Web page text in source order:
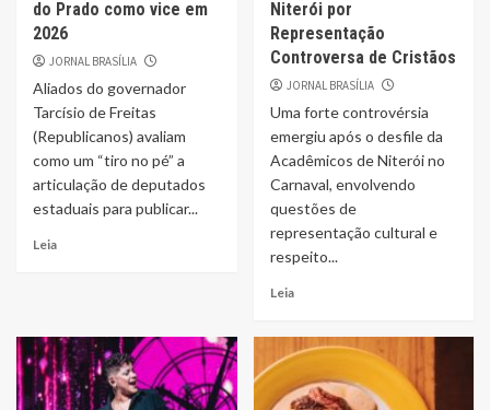
do Prado como vice em
2026
JORNAL BRASÍLIA
Aliados do governador
Tarcísio de Freitas
(Republicanos) avaliam
como um “tiro no pé” a
articulação de deputados
estaduais para publicar...
Leia
Niterói por
Representação
Controversa de Cristãos
JORNAL BRASÍLIA
Uma forte controvérsia
emergiu após o desfile da
Acadêmicos de Niterói no
Carnaval, envolvendo
questões de
representação cultural e
respeito...
Leia